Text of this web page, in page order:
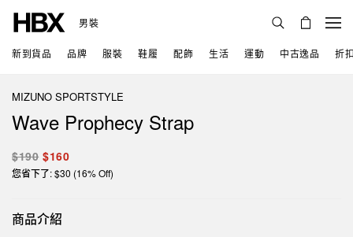
男裝
新到貨品 品牌 服裝 鞋履 配飾 生活 運動 中古逸品 折
MIZUNO SPORTSTYLE
Wave Prophecy Strap
$190 $160
您省下了: $30 (16% Off)
商品介紹